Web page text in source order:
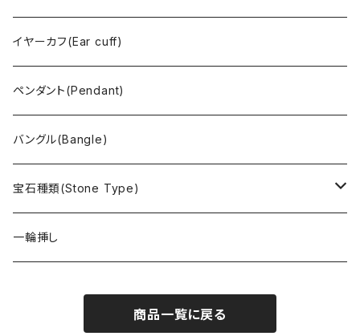
イヤーカフ(Ear cuff)
ペンダント(Pendant)
バングル(Bangle)
宝石種類(Stone Type)
アイオライト
一輪挿し
商品一覧に戻る